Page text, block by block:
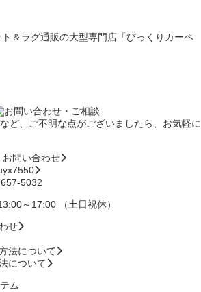
ト＆ラグ通販の大型専門店「びっくりカーペ
ど、ご不明な点がございましたら、お気軽に
お問い合わせ
5032
～17:00 （土日祝休）
せ
法について
について
ム